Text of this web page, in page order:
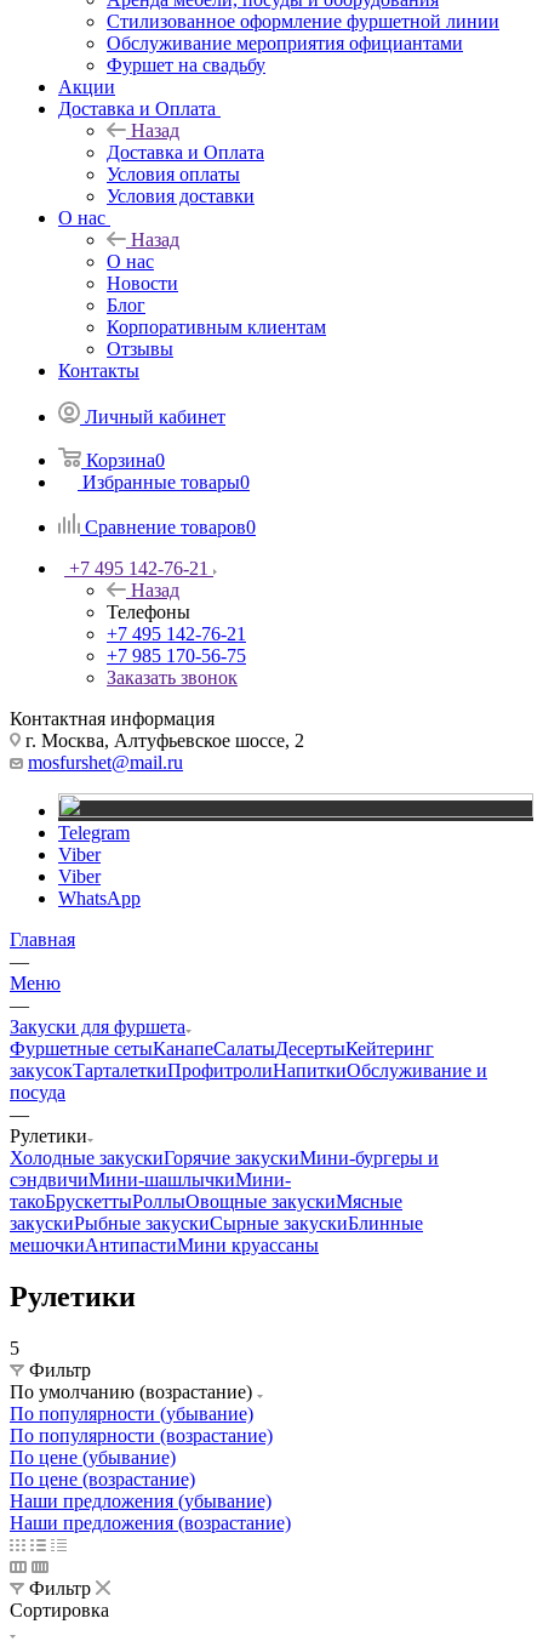
Стилизованное оформление фуршетной линии
Обслуживание мероприятия официантами
Фуршет на свадьбу
Акции
Доставка и Оплата
Назад
Доставка и Оплата
Условия оплаты
Условия доставки
О нас
Назад
О нас
Новости
Блог
Корпоративным клиентам
Отзывы
Контакты
Личный кабинет
Корзина0
Избранные товары0
Сравнение товаров0
+7 495 142-76-21
Назад
Телефоны
+7 495 142-76-21
+7 985 170-56-75
Заказать звонок
Контактная информация
г. Москва, Алтуфьевское шоссе, 2
mosfurshet@mail.ru
Telegram
Viber
Viber
WhatsApp
Главная
—
Меню
—
Закуски для фуршета
Фуршетные сетыКанапеСалатыДесертыКейтеринг
закусокТарталеткиПрофитролиНапиткиОбслуживание и
посуда
—
Рулетики
Холодные закускиГорячие закускиМини-бургеры и
сэндвичиМини-шашлычкиМини-
такоБрускеттыРоллыОвощные закускиМясные
закускиРыбные закускиСырные закускиБлинные
мешочкиАнтипастиМини круассаны
Рулетики
5
Фильтр
По умолчанию (возрастание)
По популярности (убывание)
По популярности (возрастание)
По цене (убывание)
По цене (возрастание)
Наши предложения (убывание)
Наши предложения (возрастание)
Фильтр
Сортировка